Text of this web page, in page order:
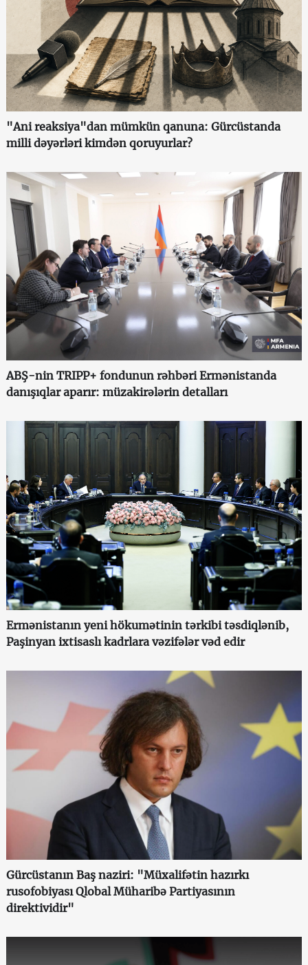
"Ani reaksiya"dan mümkün qanuna: Gürcüstanda
milli dəyərləri kimdən qoruyurlar?
ABŞ-nin TRIPP+ fondunun rəhbəri Ermənistanda
danışıqlar aparır: müzakirələrin detalları
Ermənistanın yeni hökumətinin tərkibi təsdiqlənib,
Paşinyan ixtisaslı kadrlara vəzifələr vəd edir
Gürcüstanın Baş naziri: "Müxalifətin hazırkı
rusofobiyası Qlobal Müharibə Partiyasının
direktividir"